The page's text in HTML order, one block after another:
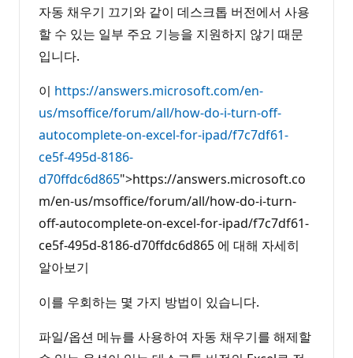
자동 채우기 끄기와 같이 데스크톱 버전에서 사용
할 수 있는 일부 주요 기능을 지원하지 않기 때문
입니다.
이 https://answers.microsoft.com/en-
us/msoffice/forum/all/how-do-i-turn-off-
autocomplete-on-excel-for-ipad/f7c7df61-
ce5f-495d-8186-
d70ffdc6d865">https://answers.microsoft.co
m/en-us/msoffice/forum/all/how-do-i-turn-
off-autocomplete-on-excel-for-ipad/f7c7df61-
ce5f-495d-8186-d70ffdc6d865 에 대해 자세히
알아보기
이를 우회하는 몇 가지 방법이 있습니다.
파일/옵션 메뉴를 사용하여 자동 채우기를 해제할